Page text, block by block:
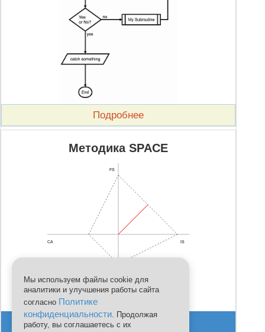
Подробнее
Методика SPACE
FS
CA IS
Провести анализ
Мы используем файлы cookie для
аналитики и улучшения работы сайта
согласно Политике
конфиденциальности. Продолжая
работу, вы соглашаетесь с их